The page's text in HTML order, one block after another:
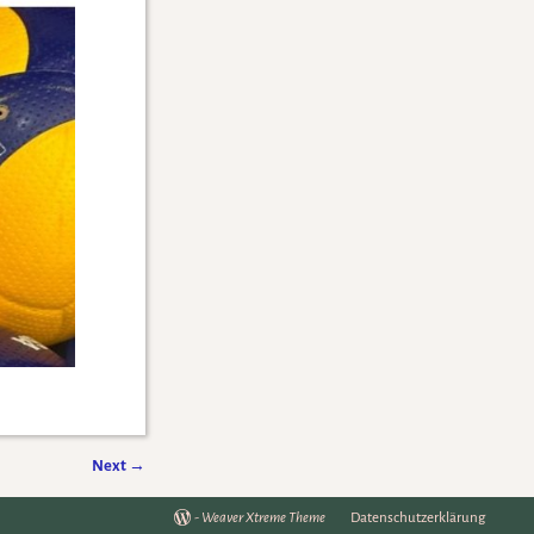
Next →
- Weaver Xtreme Theme Datenschutzerklärung